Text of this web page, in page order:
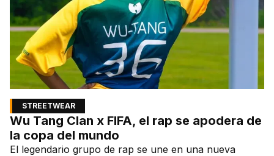
STREETWEAR
Wu Tang Clan x FIFA, el rap se apodera de
la copa del mundo
El legendario grupo de rap se une en una nueva